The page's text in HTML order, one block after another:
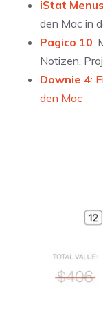
iStat
den Mac in
Pagico 10:
Notizen,
Downie 4:
den Mac